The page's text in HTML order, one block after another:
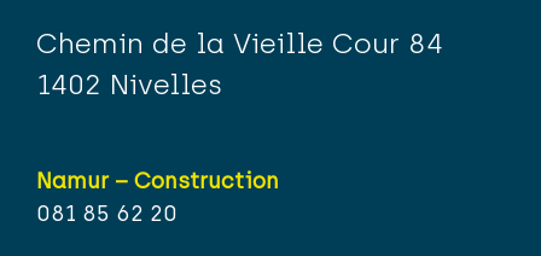
Chemin de la Vieille Cour 84
1402 Nivelles
Namur – Construction
081 85 62 20